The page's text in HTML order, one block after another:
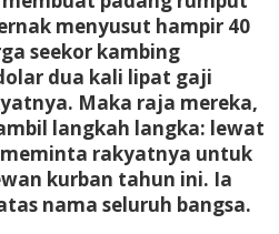
menyusut hampir 40
seekor kambing
dua kali lipat gaji
Maka raja mereka,
langkah langka: lewat
rakyatnya untuk
kurban tahun ini. Ia
nama seluruh bangsa.